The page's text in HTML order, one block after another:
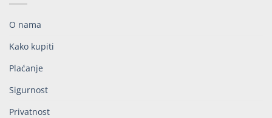
O nama
Kako kupiti
Plaćanje
Sigurnost
Privatnost